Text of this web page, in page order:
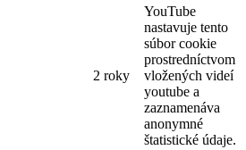
2 roky
YouTube
nastavuje tento
súbor cookie
prostredníctvom
vložených videí
youtube a
zaznamenáva
anonymné
štatistické údaje.